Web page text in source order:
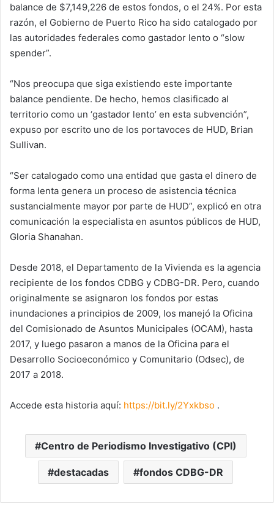
balance de $7,149,226 de estos fondos, o el 24%. Por esta
razón, el Gobierno de Puerto Rico ha sido catalogado por
las autoridades federales como gastador lento o “slow
spender”.
“Nos preocupa que siga existiendo este importante
balance pendiente. De hecho, hemos clasificado al
territorio como un ‘gastador lento’ en esta subvención”,
expuso por escrito uno de los portavoces de HUD, Brian
Sullivan.
“Ser catalogado como una entidad que gasta el dinero de
forma lenta genera un proceso de asistencia técnica
sustancialmente mayor por parte de HUD”, explicó en otra
comunicación la especialista en asuntos públicos de HUD,
Gloria Shanahan.
Desde 2018, el Departamento de la Vivienda es la agencia
recipiente de los fondos CDBG y CDBG-DR. Pero, cuando
originalmente se asignaron los fondos por estas
inundaciones a principios de 2009, los manejó la Oficina
del Comisionado de Asuntos Municipales (OCAM), hasta
2017, y luego pasaron a manos de la Oficina para el
Desarrollo Socioeconómico y Comunitario (Odsec), de
2017 a 2018.
Accede esta historia aquí: https://bit.ly/2Yxkbso .
Centro de Periodismo Investigativo (CPI)
destacadas fondos CDBG-DR